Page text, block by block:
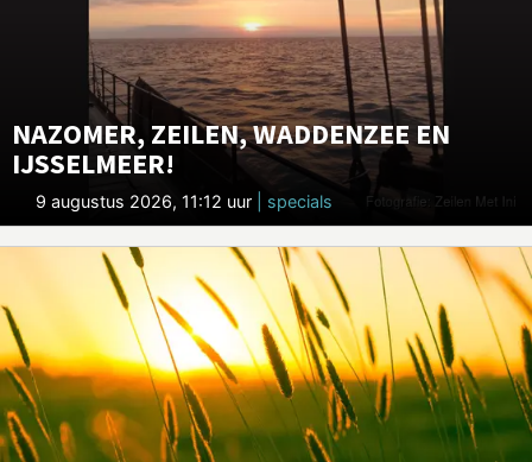
NAZOMER, ZEILEN, WADDENZEE EN
IJSSELMEER!
9 augustus 2026, 11:12 uur | specials